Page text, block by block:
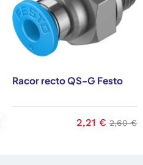
Racor recto QS-G Festo
Precio
2,21 € Precio
2,60 €